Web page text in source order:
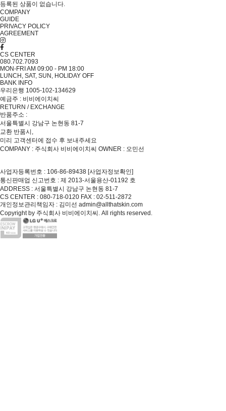
등록된 상품이 없습니다.
COMPANY
GUIDE
PRIVACY POLICY
AGREEMENT
CS CENTER
080.702.7093
MON-FRI AM 09:00 - PM 18:00
LUNCH, SAT, SUN, HOLIDAY OFF
BANK INFO
우리은행 1005-102-134629
예금주 : 비비에이치씨
RETURN / EXCHANGE
반품주소 :
서울특별시 강남구 논현동 81-7
교환 반품시,
미리 고객센터에 접수 후 보내주세요
COMPANY : 주식회사 비비에이치씨 OWNER : 오민선
사업자등록번호 : 106-86-89438 [사업자정보확인]
통신판매업 신고번호 : 제 2013-서울용산-01192 호
ADDRESS : 서울특별시 강남구 논현동 81-7
CS CENTER : 080-718-0120 FAX : 02-511-2872
개인정보관리책임자 : 김미선 admin@allthatskin.com
Copyright by 주식회사 비비에이치씨. All rights reserved.